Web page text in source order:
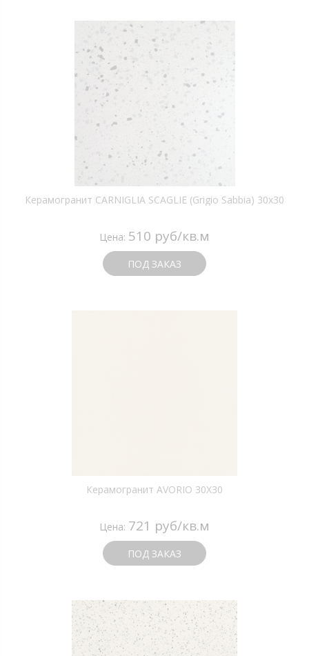
Керамогранит CARNIGLIA SCAGLIE (Grigio Sabbia) 30х30
Цена: 510 руб/кв.м
ПОД ЗАКАЗ
Керамогранит AVORIO 30X30
Цена: 721 руб/кв.м
ПОД ЗАКАЗ